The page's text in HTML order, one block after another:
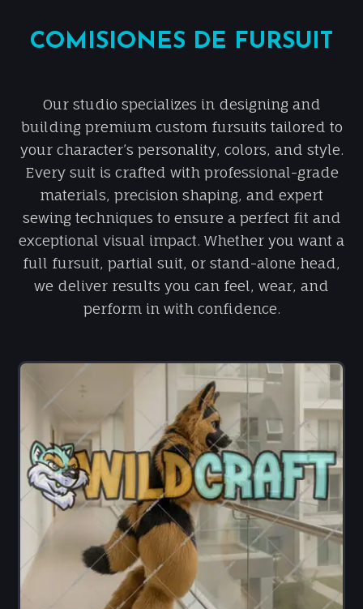
COMISIONES DE FURSUIT
Our studio specializes in designing and
building premium custom fursuits tailored to
your character’s personality, colors, and style.
Every suit is crafted with professional-grade
materials, precision shaping, and expert
sewing techniques to ensure a perfect fit and
exceptional visual impact. Whether you want a
full fursuit, partial suit, or stand-alone head,
we deliver results you can feel, wear, and
perform in with confidence.